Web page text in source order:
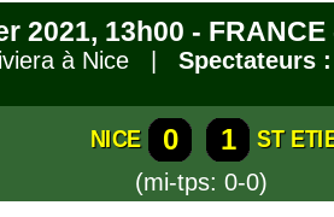
2021, 13h00 -
à Nice | Spectateurs :
NICE 0 1
ST
(mi-tps: 0-0)